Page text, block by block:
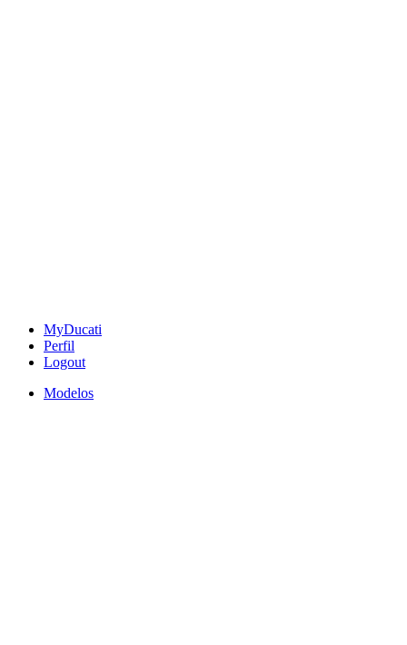
MyDucati
Perfil
Logout
Modelos